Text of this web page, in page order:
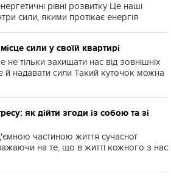
рівні розвитку Це наші
сили, якими протікає енергія
сили у своїй квартирі
тільки захищати нас від зовнішніх
й надавати сили Такий куточок можна
як дійти згоди із собою та зі
частиною життя сучасної
на те, що в житті кожного з нас